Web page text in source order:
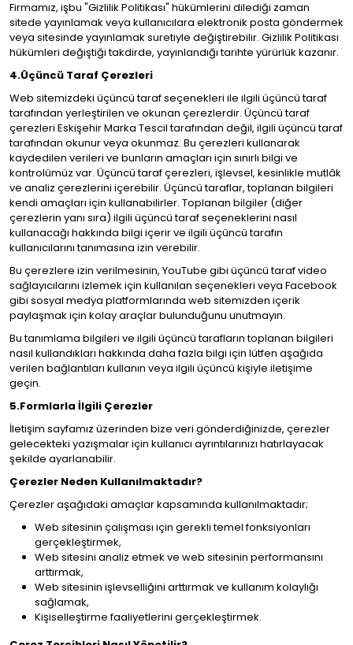
Firmamız, işbu "Gizlilik Politikası" hükümlerini dilediği zaman
sitede yayınlamak veya kullanıcılara elektronik posta göndermek
veya sitesinde yayınlamak suretiyle değiştirebilir. Gizlilik Politikası
hükümleri değiştiği takdirde, yayınlandığı tarihte yürürlük kazanır.
4.Üçüncü Taraf Çerezleri
Web sitemizdeki üçüncü taraf seçenekleri ile ilgili üçüncü taraf
tarafından yerleştirilen ve okunan çerezlerdir. Üçüncü taraf
çerezleri Eskişehir Marka Tescil tarafından değil, ilgili üçüncü taraf
tarafından okunur veya okunmaz. Bu çerezleri kullanarak
kaydedilen verileri ve bunların amaçları için sınırlı bilgi ve
kontrolümüz var. Üçüncü taraf çerezleri, işlevsel, kesinlikle mutlâk
ve analiz çerezlerini içerebilir. Üçüncü taraflar, toplanan bilgileri
kendi amaçları için kullanabilirler. Toplanan bilgiler (diğer
çerezlerin yanı sıra) ilgili üçüncü taraf seçeneklerini nasıl
kullanacağı hakkında bilgi içerir ve ilgili üçüncü tarafın
kullanıcılarını tanımasına izin verebilir.
Bu çerezlere izin verilmesinin, YouTube gibi üçüncü taraf video
sağlayıcılarını izlemek için kullanılan seçenekleri veya Facebook
gibi sosyal medya platformlarında web sitemizden içerik
paylaşmak için kolay araçlar bulunduğunu unutmayın.
Bu tanımlama bilgileri ve ilgili üçüncü tarafların toplanan bilgileri
nasıl kullandıkları hakkında daha fazla bilgi için lütfen aşağıda
verilen bağlantıları kullanın veya ilgili üçüncü kişiyle iletişime
geçin.
5.Formlarla İlgili Çerezler
İletişim sayfamız üzerinden bize veri gönderdiğinizde, çerezler
gelecekteki yazışmalar için kullanıcı ayrıntılarınızı hatırlayacak
şekilde ayarlanabilir.
Çerezler Neden Kullanılmaktadır?
Çerezler aşağıdaki amaçlar kapsamında kullanılmaktadır;
Web sitesinin çalışması için gerekli temel fonksiyonları
gerçekleştirmek,
Web sitesini analiz etmek ve web sitesinin performansını
arttırmak,
Web sitesinin işlevselliğini arttırmak ve kullanım kolaylığı
sağlamak,
Kişiselleştirme faaliyetlerini gerçekleştirmek.